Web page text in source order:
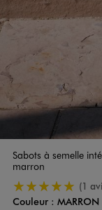
Sabots à semelle
marron
5/5 de moyenne
(1
Couleur
Couleur : MARRON